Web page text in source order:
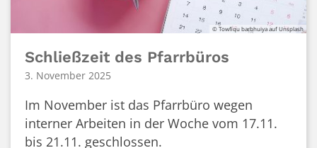
© Towfiqu barbhuiya auf Unsplash
Schließzeit des Pfarrbüros
3. November 2025
Im November ist das Pfarrbüro wegen
interner Arbeiten in der Woche vom 17.11.
bis 21.11. geschlossen.